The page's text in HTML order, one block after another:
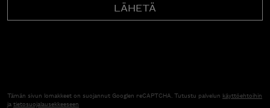
Tämän sivun lomakkeet on suojannut Googlen reCAPTCHA. Tutustu palvelun käyttöehtoihin
jatietosuojalausekkeeseen